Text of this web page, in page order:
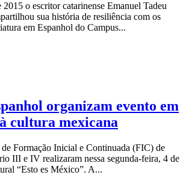
o escritor catarinense Emanuel Tadeu
sua história de resiliência com os
em Espanhol do Campus...
organizam evento em
cultura mexicana
Formação Inicial e Continuada (FIC) de
III e IV realizaram nessa segunda-feira, 4 de
“Esto es México”. A...